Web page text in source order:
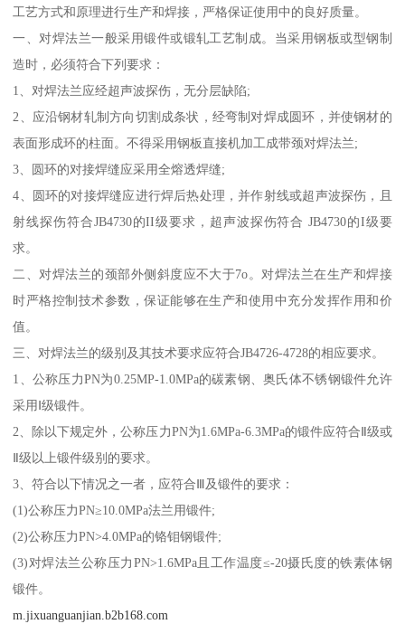
工艺方式和原理进行生产和焊接，严格保证使用中的良好质量。
一、对焊法兰一般采用锻件或锻轧工艺制成。当采用钢板或型钢制
造时，必须符合下列要求：
1、对焊法兰应经超声波探伤，无分层缺陷;
2、应沿钢材轧制方向切割成条状，经弯制对焊成圆环，并使钢材的
表面形成环的柱面。不得采用钢板直接机加工成带颈对焊法兰;
3、圆环的对接焊缝应采用全熔透焊缝;
4、圆环的对接焊缝应进行焊后热处理，并作射线或超声波探伤，且
射线探伤符合JB4730的II级要求，超声波探伤符合 JB4730的I级要
求。
二、对焊法兰的颈部外侧斜度应不大于7o。对焊法兰在生产和焊接
时严格控制技术参数，保证能够在生产和使用中充分发挥作用和价
值。
三、对焊法兰的级别及其技术要求应符合JB4726-4728的相应要求。
1、公称压力PN为0.25MP-1.0MPa的碳素钢、奥氏体不锈钢锻件允许
采用Ⅰ级锻件。
2、除以下规定外，公称压力PN为1.6MPa-6.3MPa的锻件应符合Ⅱ级或
Ⅱ级以上锻件级别的要求。
3、符合以下情况之一者，应符合Ⅲ及锻件的要求：
(1)公称压力PN≥10.0MPa法兰用锻件;
(2)公称压力PN>4.0MPa的铬钼钢锻件;
(3)对焊法兰公称压力PN>1.6MPa且工作温度≤-20摄氏度的铁素体钢
锻件。
m.jixuanguanjian.b2b168.com